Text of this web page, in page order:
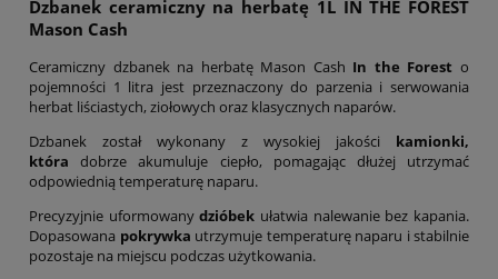
Dzbanek ceramiczny na herbatę 1L IN THE FOREST
Mason Cash
Ceramiczny dzbanek na herbatę Mason Cash In the Forest o
pojemności 1 litra jest przeznaczony do parzenia i serwowania
herbat liściastych, ziołowych oraz klasycznych naparów.
Dzbanek został wykonany z wysokiej jakości kamionki,
któradobrze akumuluje ciepło, pomagając dłużej utrzymać
odpowiednią temperaturę naparu.
Precyzyjnie uformowanydzióbek ułatwia nalewanie bez kapania.
Dopasowana pokrywka utrzymuje temperaturę naparu i stabilnie
pozostaje na miejscu podczas użytkowania.